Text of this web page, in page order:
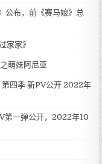
公布，前《赛马娘》总
家家》
萌妹阿尼亚
四季 新PV公开 2022年
第一弹公开，2022年10